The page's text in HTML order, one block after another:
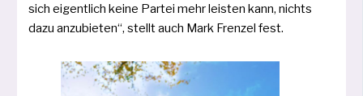
sich eigent­lich kei­ne Partei mehr leis­ten kann, nichts
dazu anzu­bie­ten“, stellt auch Mark Frenzel fest.